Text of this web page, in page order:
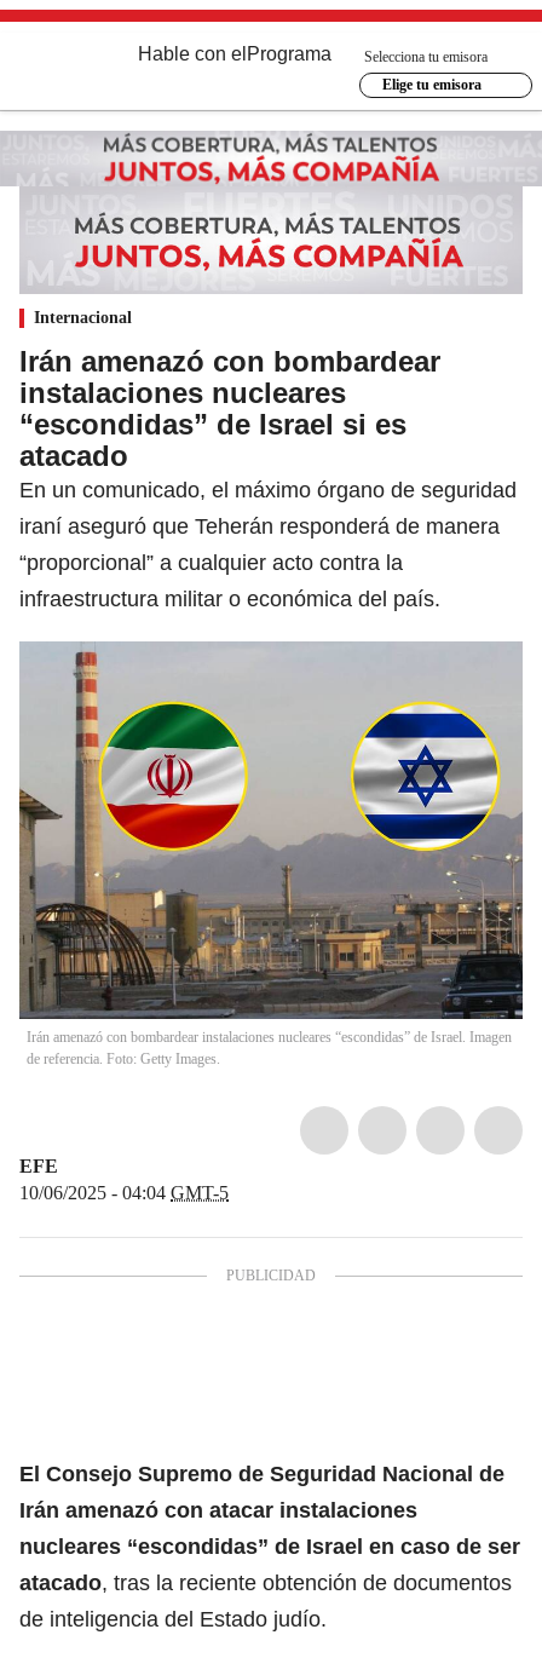
Hable con el Programa
Selecciona tu emisora
Elige tu emisora
Internacional
Irán amenazó con bombardear
instalaciones nucleares
“escondidas” de Israel si es
atacado
En un comunicado, el máximo órgano de seguridad
iraní aseguró que Teherán responderá de manera
“proporcional” a cualquier acto contra la
infraestructura militar o económica del país.
Irán amenazó con bombardear instalaciones nucleares “escondidas” de Israel. Imagen
de referencia. Foto: Getty Images.
EFE
10/06/2025 - 04:04 GMT-5
El Consejo Supremo de Seguridad Nacional de
Irán amenazó con atacar instalaciones
nucleares “escondidas” de Israel en caso de ser
atacado, tras la reciente obtención de documentos
de inteligencia del Estado judío.